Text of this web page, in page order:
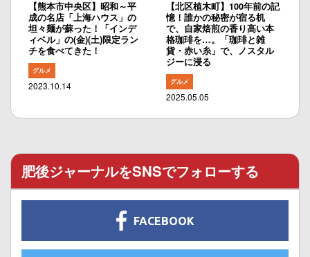
【熊本市中央区】昭和～平
成の名店「上海ハウス」の
坦々麺が蘇った！「インデ
ィベル」の(金)(土)限定ラン
チを食べてきた！
グルメ
2023.10.14
【北区植木町】100年前の記
憶！誰かの秘密が宿る机
で、自家焙煎の香り高い本
格珈琲を…。「珈琲と雑
貨・赤い糸」で、ノスタル
ジーに浸る
グルメ
2025.05.05
肥後ジャーナルをSNSでフォローする
FACEBOOK